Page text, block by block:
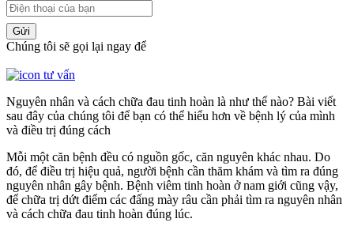
Gửi
Chúng tôi sẽ gọi lại ngay để
Nguyên nhân và cách chữa đau tinh hoàn là như thế nào? Bài viết
sau đây của chúng tôi để bạn có thể hiểu hơn về bệnh lý của mình
và điều trị đúng cách
Mỗi một căn bệnh đều có nguồn gốc, căn nguyên khác nhau. Do
đó, để điều trị hiệu quả, người bệnh cần thăm khám và tìm ra đúng
nguyên nhân gây bệnh. Bệnh viêm tinh hoàn ở nam giới cũng vậy,
để chữa trị dứt điểm các đấng mày râu cần phải tìm ra nguyên nhân
và cách chữa đau tinh hoàn đúng lúc.